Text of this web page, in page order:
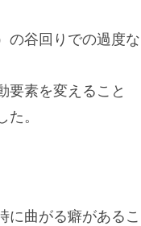
の谷回りでの過度な
要素を変えること
。
に曲がる癖があるこ